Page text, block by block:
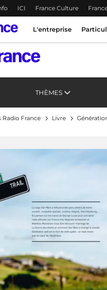
ICI France Culture
Menu principal
L'entreprise
THÈMES
Radio France Livre